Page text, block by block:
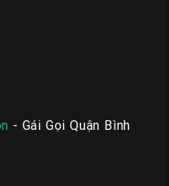
- Gái Gọi Quận Bình